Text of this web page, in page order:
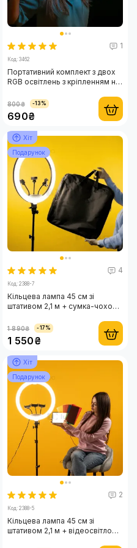
1
Код: 3462
Портативний комплект з двох
RGB освітлень з кріпленням на
світла для фото та відео
800₴ -13%
690₴
Хіт
Подарунок
4
Код: 2388-7
Кільцева лампа 45 см зі
штативом 2,1 м + сумка-чохол
візажистів
1 890₴ -17%
1 550₴
Хіт
Подарунок
2
Код: 2388-5
Кільцева лампа 45 см зі
штативом 2,1 м + відеосвітло